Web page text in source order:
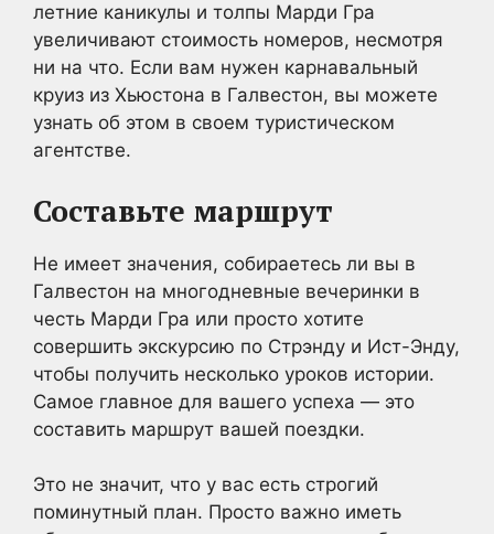
летние каникулы и толпы Марди Гра
увеличивают стоимость номеров, несмотря
ни на что. Если вам нужен карнавальный
круиз из Хьюстона в Галвестон, вы можете
узнать об этом в своем туристическом
агентстве.
Составьте маршрут
Не имеет значения, собираетесь ли вы в
Галвестон на многодневные вечеринки в
честь Марди Гра или просто хотите
совершить экскурсию по Стрэнду и Ист-Энду,
чтобы получить несколько уроков истории.
Самое главное для вашего успеха — это
составить маршрут вашей поездки.
Это не значит, что у вас есть строгий
поминутный план. Просто важно иметь